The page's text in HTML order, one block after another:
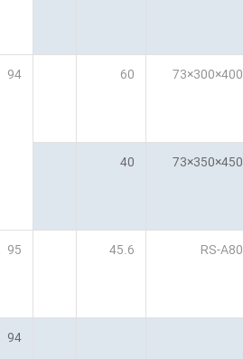
400×300×73
60
94
450×350×73
40
RS-A80
45.6
95
94